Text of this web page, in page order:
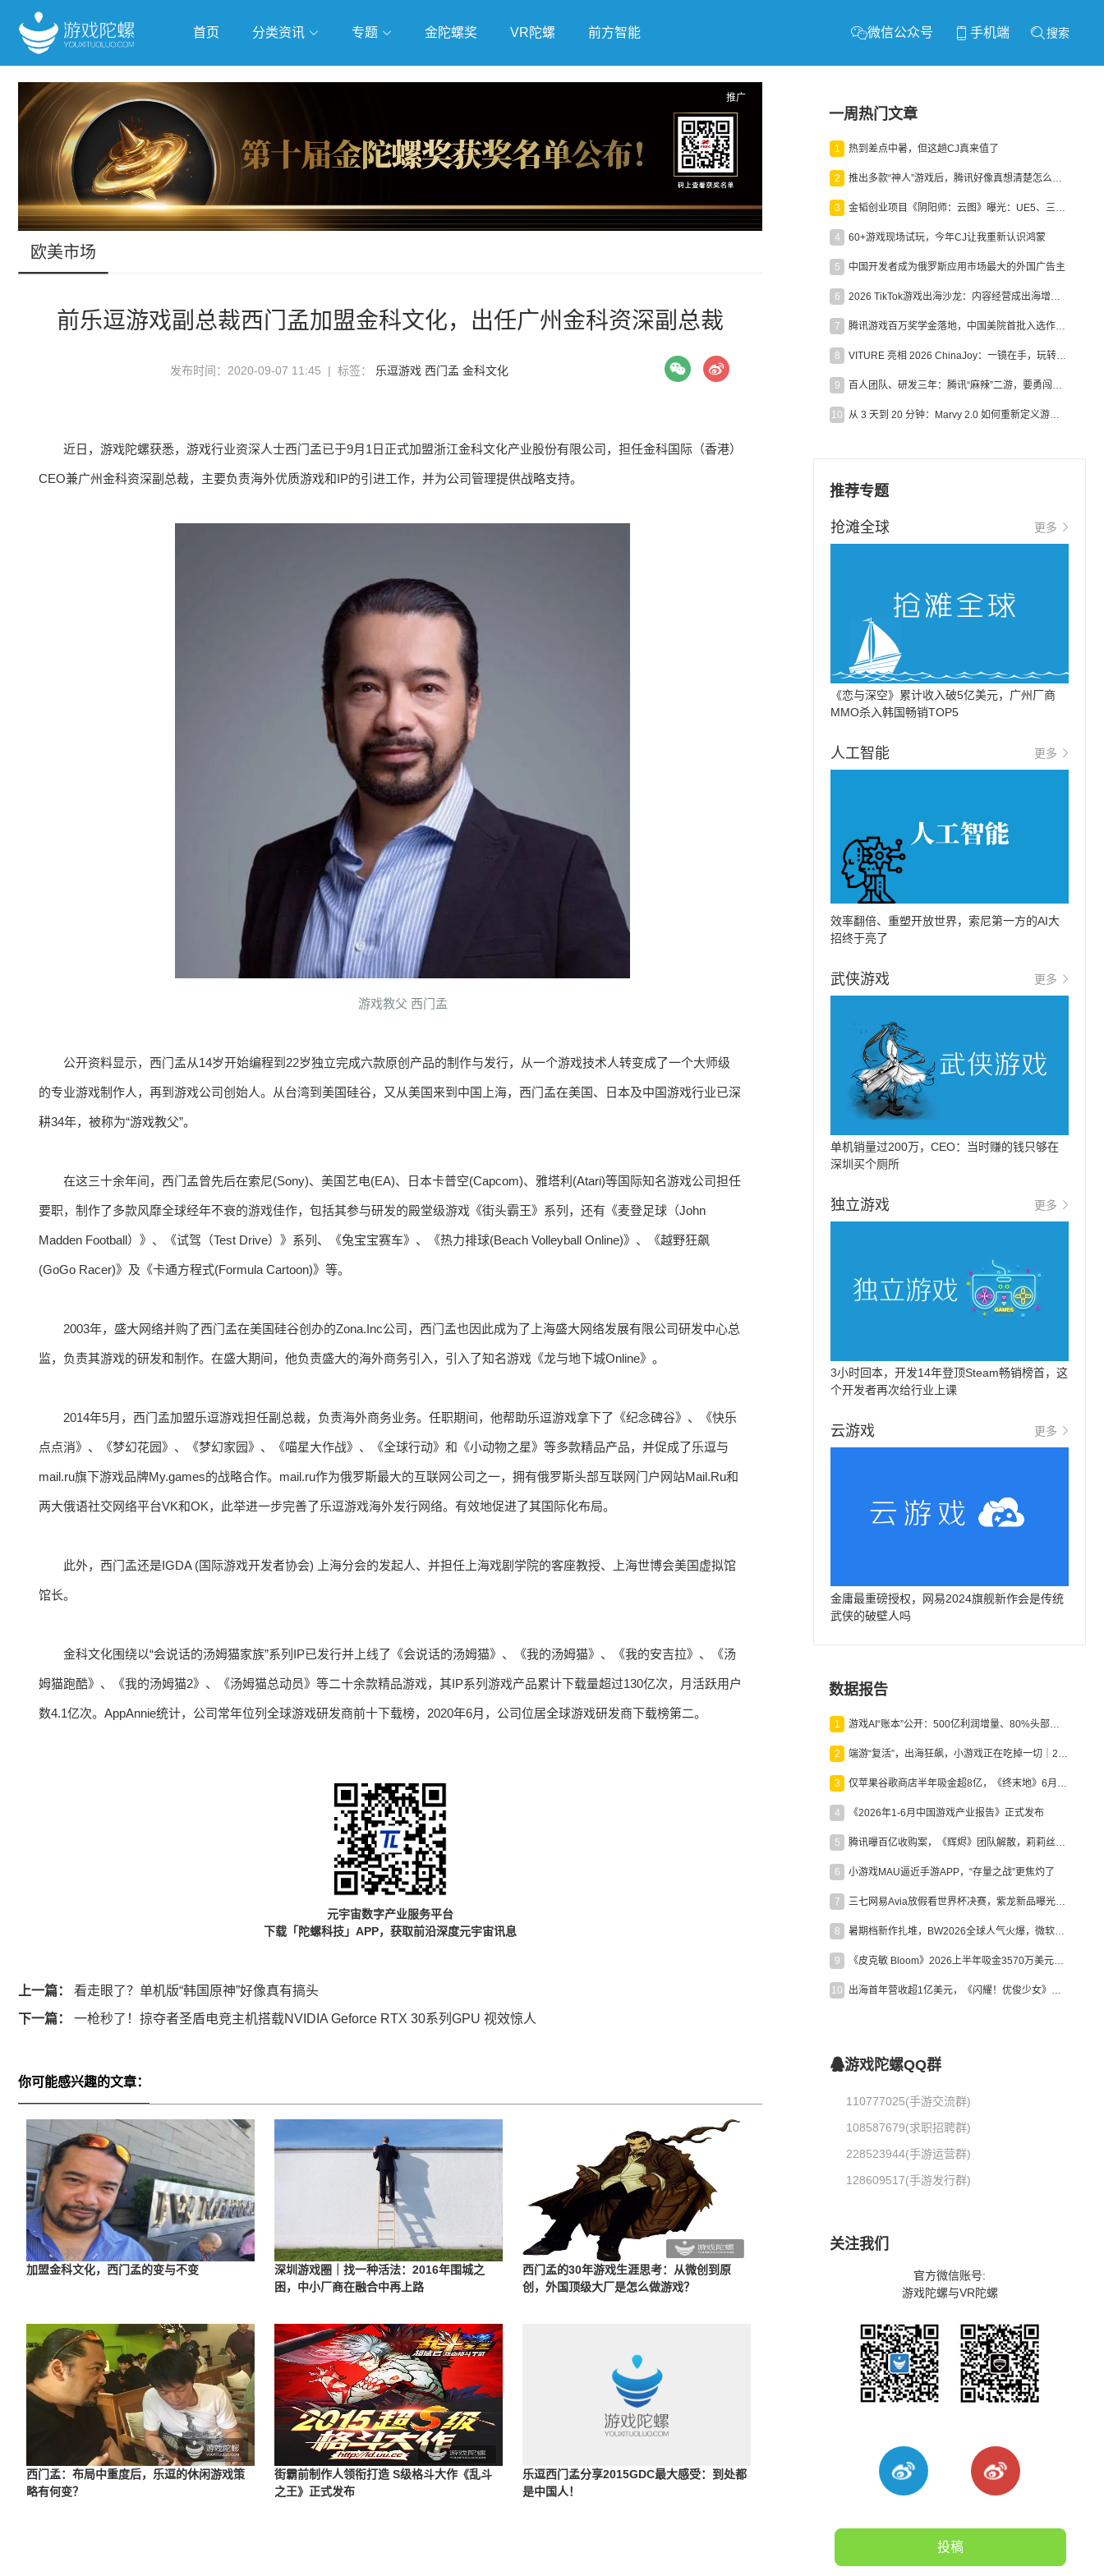
首页 分类资讯 专题
抢滩全球 人工智能 武侠游戏 独立游戏 云游戏
跨界Talk
金陀螺奖 VR陀螺 前方智能 微信公众号 手机端 搜索
推广
欧美市场
前乐逗游戏副总裁西门孟加盟金科文化，出任广州金科资深副总裁
发布时间：2020-09-07 11:45 | 标签： 乐逗游戏 西门孟 金科文化
近日，游戏陀螺获悉，游戏行业资深人士西门孟已于9月1日正式加盟浙江金科文化产业股份有限公司，担任金科国际（香港）
CEO兼广州金科资深副总裁，主要负责海外优质游戏和IP的引进工作，并为公司管理提供战略支持。
游戏教父 西门孟
公开资料显示，西门孟从14岁开始编程到22岁独立完成六款原创产品的制作与发行，从一个游戏技术人转变成了一个大师级
的专业游戏制作人，再到游戏公司创始人。从台湾到美国硅谷，又从美国来到中国上海，西门孟在美国、日本及中国游戏行业已深
耕34年，被称为“游戏教父”。
在这三十余年间，西门孟曾先后在索尼(Sony)、美国艺电(EA)、日本卡普空(Capcom)、雅塔利(Atari)等国际知名游戏公司担任
要职，制作了多款风靡全球经年不衰的游戏佳作，包括其参与研发的殿堂级游戏《街头霸王》系列，还有《麦登足球（John
Madden Football）》、《试驾（Test Drive）》系列、《兔宝宝赛车》、《热力排球(Beach Volleyball Online)》、《越野狂飙
(GoGo Racer)》及《卡通方程式(Formula Cartoon)》等。
2003年，盛大网络并购了西门孟在美国硅谷创办的Zona.Inc公司，西门孟也因此成为了上海盛大网络发展有限公司研发中心总
监，负责其游戏的研发和制作。在盛大期间，他负责盛大的海外商务引入，引入了知名游戏《龙与地下城Online》。
2014年5月，西门孟加盟乐逗游戏担任副总裁，负责海外商务业务。任职期间，他帮助乐逗游戏拿下了《纪念碑谷》、《快乐
点点消》、《梦幻花园》、《梦幻家园》、《喵星大作战》、《全球行动》和《小动物之星》等多款精品产品，并促成了乐逗与
mail.ru旗下游戏品牌My.games的战略合作。mail.ru作为俄罗斯最大的互联网公司之一，拥有俄罗斯头部互联网门户网站Mail.Ru和
两大俄语社交网络平台VK和OK，此举进一步完善了乐逗游戏海外发行网络。有效地促进了其国际化布局。
此外，西门孟还是IGDA (国际游戏开发者协会) 上海分会的发起人、并担任上海戏剧学院的客座教授、上海世博会美国虚拟馆
馆长。
金科文化围绕以“会说话的汤姆猫家族”系列IP已发行并上线了《会说话的汤姆猫》、《我的汤姆猫》、《我的安吉拉》、《汤
姆猫跑酷》、《我的汤姆猫2》、《汤姆猫总动员》等二十余款精品游戏，其IP系列游戏产品累计下载量超过130亿次，月活跃用户
数4.1亿次。AppAnnie统计，公司常年位列全球游戏研发商前十下载榜，2020年6月，公司位居全球游戏研发商下载榜第二。
元宇宙数字产业服务平台
下载「陀螺科技」APP，获取前沿深度元宇宙讯息
上一篇： 看走眼了？单机版“韩国原神”好像真有搞头
下一篇： 一枪秒了！掠夺者圣盾电竞主机搭载NVIDIA Geforce RTX 30系列GPU 视效惊人
你可能感兴趣的文章：
加盟金科文化，西门孟的变与不变
深圳游戏圈｜找一种活法：2016年围城之
困，中小厂商在融合中再上路
西门孟的30年游戏生涯思考：从微创到原
创，外国顶级大厂是怎么做游戏？
西门孟：布局中重度后，乐逗的休闲游戏策
略有何变？
街霸前制作人领衔打造 S级格斗大作《乱斗
之王》正式发布
乐逗西门孟分享2015GDC最大感受：到处都
是中国人！
一周热门文章
1 热到差点中暑，但这趟CJ真来值了
2 推出多款“神人”游戏后，腾讯好像真想清楚怎么做二次元了
3 金韬创业项目《阴阳师：云图》曝光：UE5、三端互通、ARPG
4 60+游戏现场试玩，今年CJ让我重新认识鸿蒙
5 中国开发者成为俄罗斯应用市场最大的外国广告主
6 2026 TikTok游戏出海沙龙：内容经营成出海增长新引擎
7 腾讯游戏百万奖学金落地，中国美院首批入选作品获业内关注
8 VITURE 亮相 2026 ChinaJoy：一镜在手，玩转全场！
9 百人团队、研发三年：腾讯“麻辣”二游，要勇闯男性恋爱市场
10 从 3 天到 20 分钟：Marvy 2.0 如何重新定义游戏出海营销效率？
推荐专题
抢滩全球 更多
《恋与深空》累计收入破5亿美元，广州厂商
MMO杀入韩国畅销TOP5
人工智能 更多
效率翻倍、重塑开放世界，索尼第一方的AI大
招终于亮了
武侠游戏 更多
单机销量过200万，CEO：当时赚的钱只够在
深圳买个厕所
独立游戏 更多
3小时回本，开发14年登顶Steam畅销榜首，这
个开发者再次给行业上课
云游戏 更多
金庸最重磅授权，网易2024旗舰新作会是传统
武侠的破壁人吗
数据报告
1 游戏AI“账本”公开：500亿利润增量、80%头部入局，谁在闷声发财？
2 端游“复活”，出海狂飙，小游戏正在吃掉一切｜2026上半年产业报告
3 仅苹果谷歌商店半年吸金超8亿，《终末地》6月份收入显著回暖
4 《2026年1-6月中国游戏产业报告》正式发布
5 腾讯曝百亿收购案，《辉烬》团队解散，莉莉丝新作曝光｜陀螺周报
6 小游戏MAU逼近手游APP，“存量之战”更焦灼了
7 三七网易Avia放假看世界杯决赛，紫龙新品曝光，米哈游新作上线 | 陀螺周报
8 暑期档新作扎堆，BW2026全球人气火爆，微软XBOX大裁员|陀螺周报
9 《皮克敏 Bloom》2026上半年吸金3570万美元，中国台湾成最大市场
10 出海首年营收超1亿美元，《闪耀！优俊少女》美国市场占比达七成
游戏陀螺QQ群
110777025(手游交流群)
108587679(求职招聘群)
228523944(手游运营群)
128609517(手游发行群)
关注我们
官方微信账号:
游戏陀螺与VR陀螺
投稿